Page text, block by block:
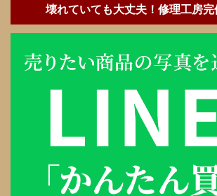
壊れていても大丈夫！修理工房完